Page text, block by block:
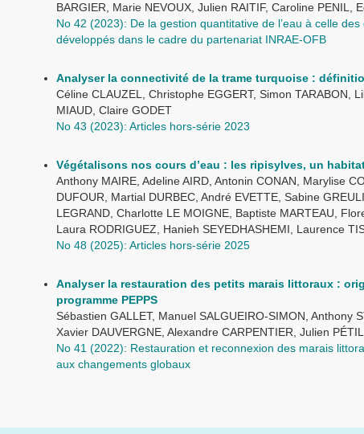
BARGIER, Marie NEVOUX, Julien RAITIF, Caroline PENIL,
No 42 (2023): De la gestion quantitative de l’eau à celle
développés dans le cadre du partenariat INRAE-OFB
Analyser la connectivité de la trame turquoise :
Céline CLAUZEL, Christophe EGGERT, Simon TARABON,
MIAUD, Claire GODET
No 43 (2023): Articles hors-série 2023
Végétalisons nos cours d’eau : les ripisylves, un
Anthony MAIRE, Adeline AIRD, Antonin CONAN, Marylise
DUFOUR, Martial DURBEC, André EVETTE, Sabine
LEGRAND, Charlotte LE MOIGNE, Baptiste MARTEAU,
Laura RODRIGUEZ, Hanieh SEYEDHASHEMI, Laurence
No 48 (2025): Articles hors-série 2025
Analyser la restauration des petits marais littoraux :
programme PEPPS
Sébastien GALLET, Manuel SALGUEIRO-SIMON, Anthony
Xavier DAUVERGNE, Alexandre CARPENTIER, Julien
No 41 (2022): Restauration et reconnexion des marais
aux changements globaux